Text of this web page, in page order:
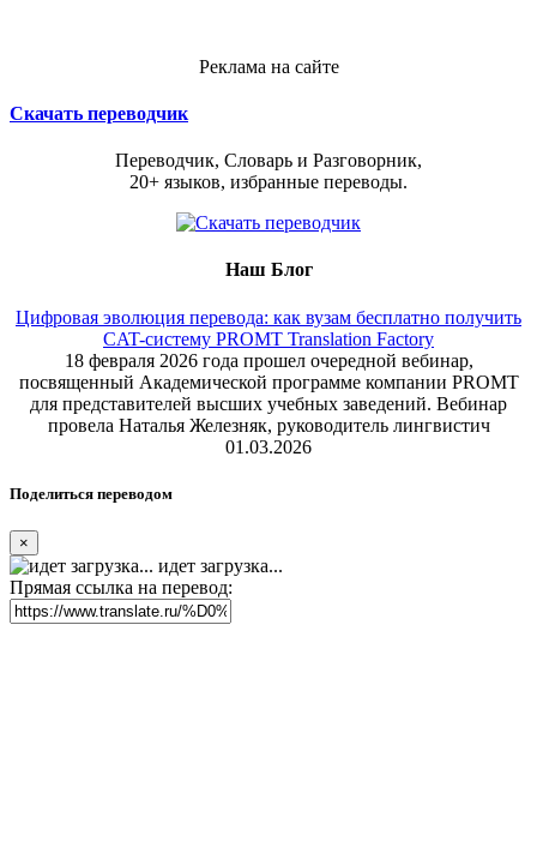
Реклама на сайте
Скачать переводчик
Переводчик, Словарь и Разговорник,
20+ языков, избранные переводы.
Наш Блог
Цифровая эволюция перевода: как вузам бесплатно получить
CAT-систему PROMT Translation Factory
18 февраля 2026 года прошел очередной вебинар,
посвященный Академической программе компании PROMT
для представителей высших учебных заведений. Вебинар
провела Наталья Железняк, руководитель лингвистич
01.03.2026
Поделиться переводом
×
идет загрузка...
Прямая ссылка на перевод: